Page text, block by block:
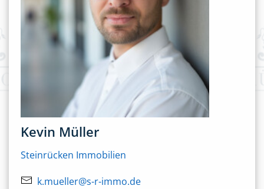
Kevin Müller
Steinrücken Immobilien
k.mueller@s-r-immo.de